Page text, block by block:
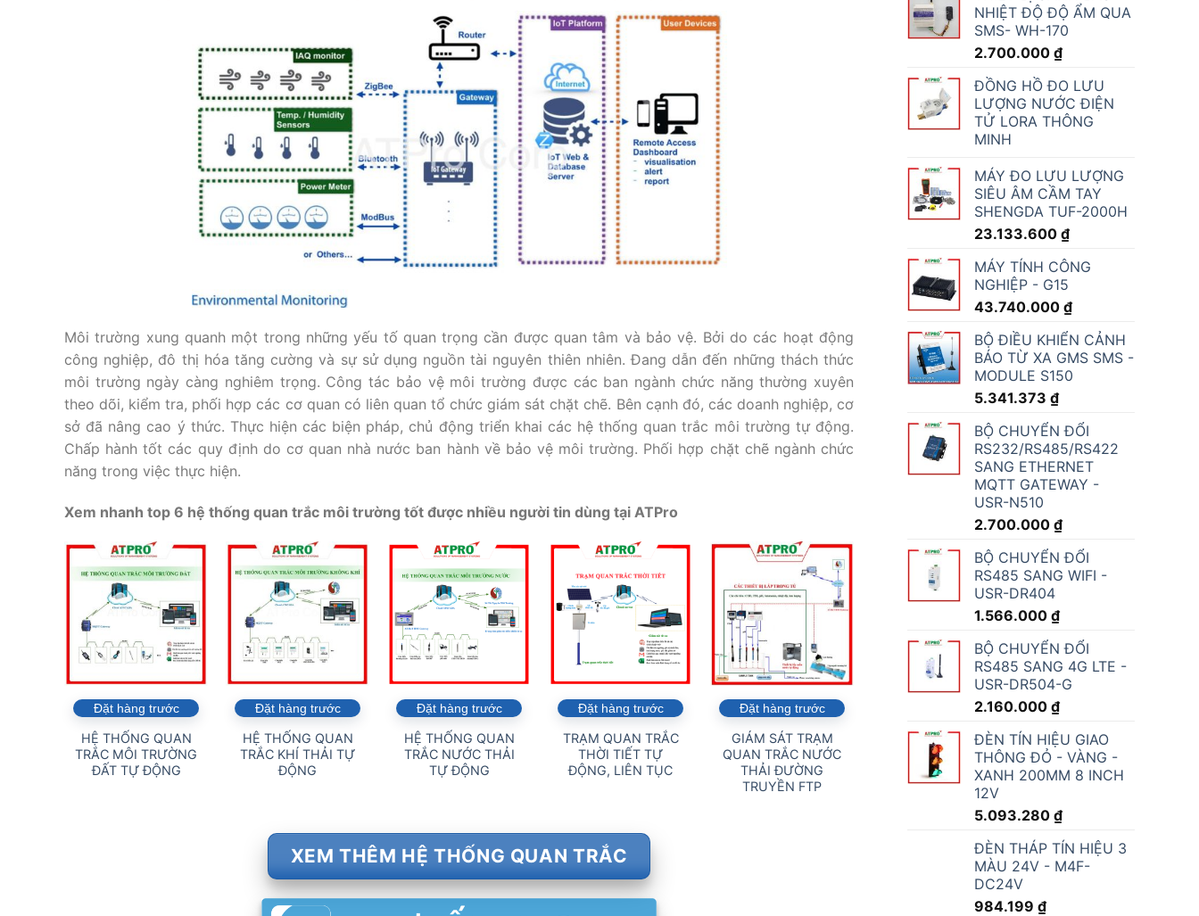
Môi trường xung quanh một trong những yếu tố quan trọng cần được quan tâm và bảo vệ. Bởi do các hoạt động
công nghiệp, đô thị hóa tăng cường và sự sử dụng nguồn tài nguyên thiên nhiên. Đang dẫn đến những thách thức
môi trường ngày càng nghiêm trọng. Công tác bảo vệ môi trường được các ban ngành chức năng thường xuyên
theo dõi, kiểm tra, phối hợp các cơ quan có liên quan tổ chức giám sát chặt chẽ. Bên cạnh đó, các doanh nghiệp, cơ
sở đã nâng cao ý thức. Thực hiện các biện pháp, chủ động triển khai các hệ thống quan trắc môi trường tự động.
Chấp hành tốt các quy định do cơ quan nhà nước ban hành về bảo vệ môi trường. Phối hợp chặt chẽ ngành chức
năng trong việc thực hiện.
Xem nhanh top 6 hệ thống quan trắc môi trường tốt được nhiều người tin dùng tại ATPro
Đặt hàng trước
HỆ THỐNG QUAN
TRẮC MÔI TRƯỜNG
ĐẤT TỰ ĐỘNG
Đặt hàng trước
HỆ THỐNG QUAN
TRẮC KHÍ THẢI TỰ
ĐỘNG
Đặt hàng trước
HỆ THỐNG QUAN
TRẮC NƯỚC THẢI
TỰ ĐỘNG
Đặt hàng trước
TRẠM QUAN TRẮC
THỜI TIẾT TỰ
ĐỘNG, LIÊN TỤC
Đặt hàng trước
GIÁM SÁT TRẠM
QUAN TRẮC NƯỚC
THẢI ĐƯỜNG
TRUYỀN FTP
XEM THÊM HỆ THỐNG QUAN TRẮC
NHIỆT ĐỘ ĐỘ ẨM QUA
SMS- WH-170
2.700.000 ₫
ĐỒNG HỒ ĐO LƯU
LƯỢNG NƯỚC ĐIỆN
TỬ LORA THÔNG
MINH
MÁY ĐO LƯU LƯỢNG
SIÊU ÂM CẦM TAY
SHENGDA TUF-2000H
23.133.600 ₫
MÁY TÍNH CÔNG
NGHIỆP - G15
43.740.000 ₫
BỘ ĐIỀU KHIỂN CẢNH
BÁO TỪ XA GMS SMS -
MODULE S150
5.341.373 ₫
BỘ CHUYỂN ĐỔI
RS232/RS485/RS422
SANG ETHERNET
MQTT GATEWAY -
USR-N510
2.700.000 ₫
BỘ CHUYỂN ĐỔI
RS485 SANG WIFI -
USR-DR404
1.566.000 ₫
BỘ CHUYỂN ĐỔI
RS485 SANG 4G LTE -
USR-DR504-G
2.160.000 ₫
ĐÈN TÍN HIỆU GIAO
THÔNG ĐỎ - VÀNG -
XANH 200MM 8 INCH
12V
5.093.280 ₫
ĐÈN THÁP TÍN HIỆU 3
MÀU 24V - M4F-
DC24V
984.199 ₫